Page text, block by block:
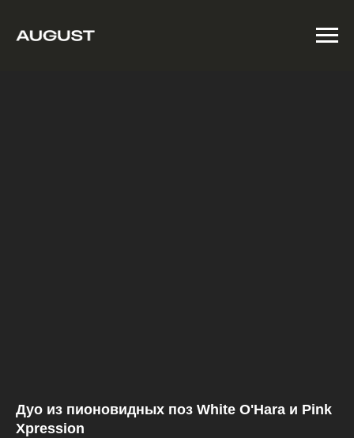
Дуо из пионовидных поз White O'Hara и Pink
Xpression